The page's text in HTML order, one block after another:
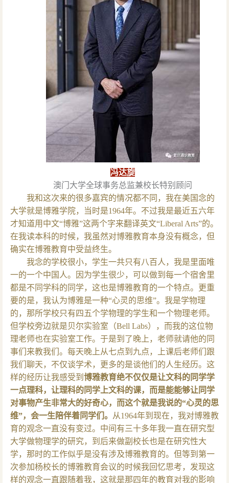
冯达旋
澳门大学全球事务总监兼校长特别顾问
我和这次来的很多嘉宾的情况都不同，我在美国念的
大学就是博雅学院，当时是1964年。不过我是最近五六年
才知道用中文“博雅”这两个字来翻译英文“Liberal Arts”的。
在我读本科的时候，我虽然对博雅教育本身没有概念，但
确实在博雅教育中受益终生。
我念的学校很小，学生一共只有八百人，我是里面唯
一的一个中国人。因为学生很少，可以做到每一个宿舍里
都是不同学科的同学，这也是博雅教育的一个特点。更重
要的是，我认为博雅是一种“心灵的思维”。我是学物理
的，那所学校只有四五个学物理的学生和一个物理老师。
但学校旁边就是贝尔实验室（Bell Labs），而我的这位物
理老师也在实验室工作。于是到了晚上，老师就请他的同
事们来教我们。每天晚上从七点到九点，上课后老师们跟
我们聊天，不仅谈学术，更多的是谈他们的人生经历。这
样的经历让我感受到 博雅教育绝不仅仅是让文科的同学学
一点理科，让理科的同学上文科的课，而是能能够让同学
对事物产生非常大的好奇心，而这个就是我说的“心灵的思
维”，会一生陪伴着同学们。 从1964年到现在，我对博雅教
育的观念一直没有变过。中间有三十多年我一直在研究型
大学做物理学的研究，到后来做副校长也是在研究性大
学，那时的工作似乎是没有涉及博雅教育的。但等到第一
次参加杨校长的博雅教育会议的时候我回忆思考，发现这
样的观念一直跟随着我，这就是那四年的教育对我的影响